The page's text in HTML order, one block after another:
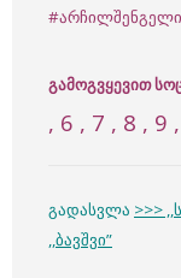
გამოგვყევით
, 6 , 7 , 8 , 9
გადასვლა >>>
,,ბავშვი”